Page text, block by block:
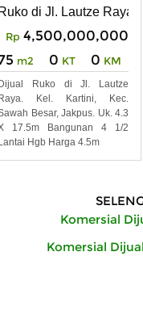
Ruko di Jl. Lautze Raya.
Rp 4,500,000,000
m2 0 KT 0 KM
Dijual Ruko di Jl. Lautze
Raya. Kel. Kartini, Kec.
Besar, Jakpus. Uk. 4.3
17.5m Bangunan 4 1/2
Lantai Hgb Harga 4.5m
Komersial
Komersial